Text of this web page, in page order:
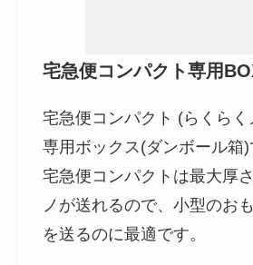
宅急便コンパクト専用
宅急便コンパクト (らくら
専用ボックス(ダンボール箱)
宅急便コンパクトは最大厚
ノが送れるので、小型のお
を送るのに最適です。